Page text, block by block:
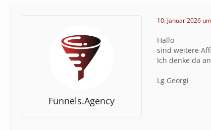
Funnels.Agency
10. Januar 2026
Hallo
sind weitere
Ich denke da
Lg Georgi